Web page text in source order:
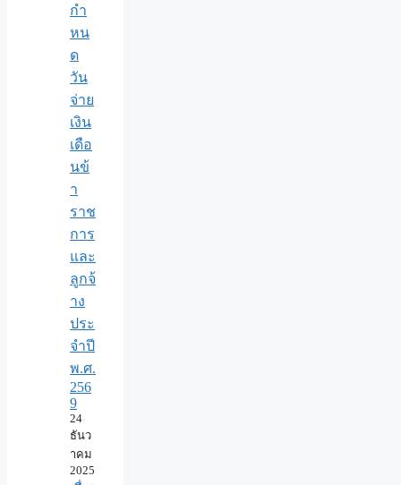
กำ
หน
ด
วัน
จ่าย
เงิน
เดือ
นข้
า
ราช
การ
และ
ลูกจ้
าง
ประ
จำปี
พ.ศ.​
256
9
24
ธันว
าคม
2025